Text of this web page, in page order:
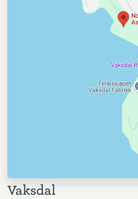
Vaksdal